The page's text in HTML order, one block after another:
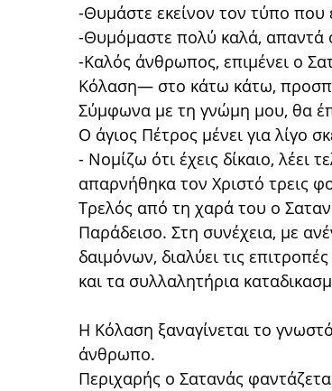
-Θυμάστε εκείνον τον τύπο που
-Θυμόμαστε πολύ καλά, απαντά
-Καλός άνθρωπος, επιμένει ο
Κόλαση― στο κάτω κάτω,
Σύμφωνα με τη γνώμη μου, θα
Ο άγιος Πέτρος μένει για λίγο
- Νομίζω ότι έχεις δίκαιο, λέει
απαρνήθηκα τον Χριστό τρεις
Τρελός από τη χαρά του ο
Παράδεισο. Στη συνέχεια, με
δαιμόνων, διαλύει τις
και τα συλλαλητήρια
Η Κόλαση ξαναγίνεται το
άνθρωπο.
Περιχαρής ο Σατανάς